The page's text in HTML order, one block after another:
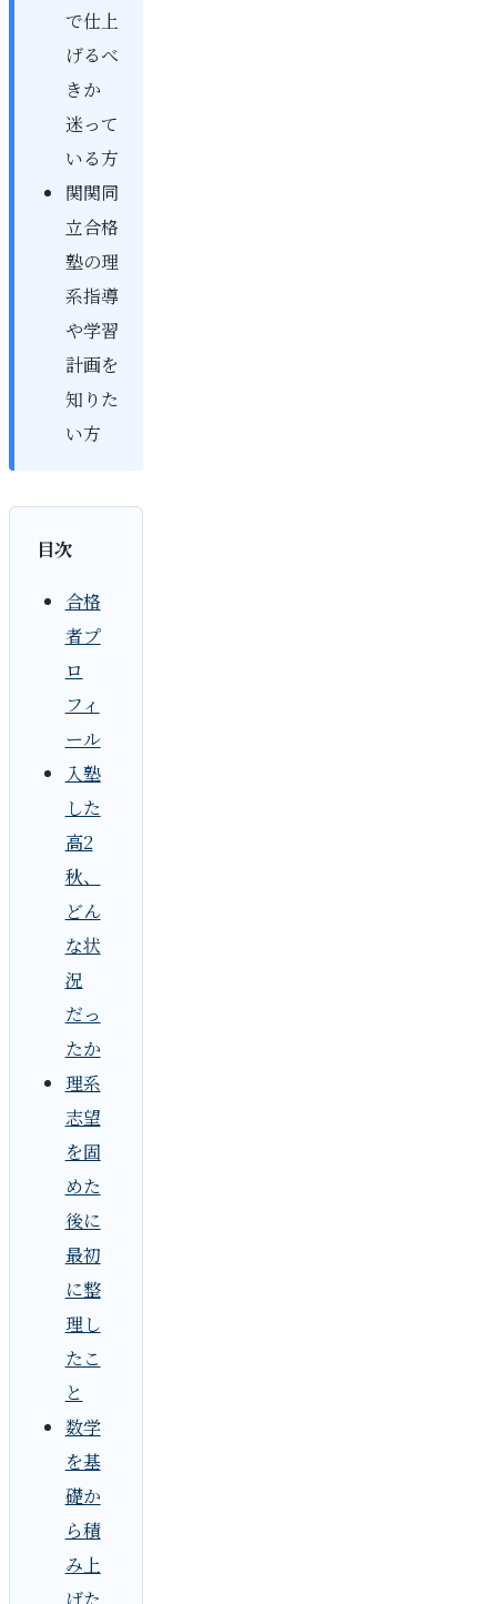
で仕上
げるべ
きか
迷って
いる方
関関同
立合格
塾の理
系指導
や学習
計画を
知りた
い方
目次
合格
者プ
ロ
フィ
ール
入塾
した
高2
秋、
どん
な状
況
だっ
たか
理系
志望
を固
めた
後に
最初
に整
理し
たこ
と
数学
を基
礎か
ら積
み上
げた